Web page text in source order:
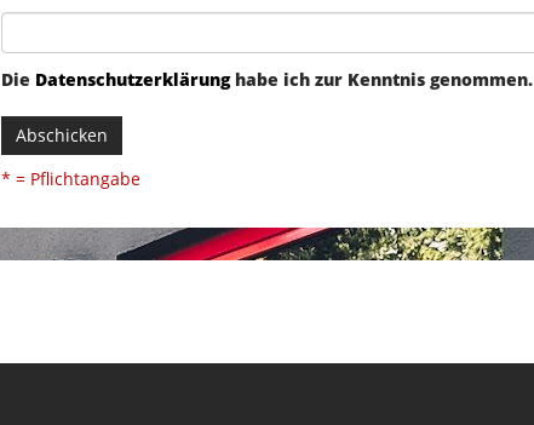
Die Datenschutzerklärunghabe ich zur Kenntnis genommen.
Abschicken
* = Pflichtangabe